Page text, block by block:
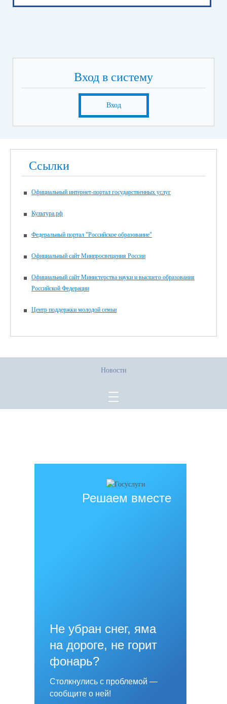
Вход в систему
Вход
Ссылки
Официальный интернет-портал государственных услуг
Культура.рф
Федеральный портал "Российское образование"
Официальный сайт Минпросвещения России
Официальный сайт Министерства науки и высшего образования
Российской Федерации
Центр поддержки молодой семьи
Новости
Решаем вместе
Не убран снег, яма
на дороге, не горит
фонарь?
Столкнулись с проблемой —
сообщите о ней!